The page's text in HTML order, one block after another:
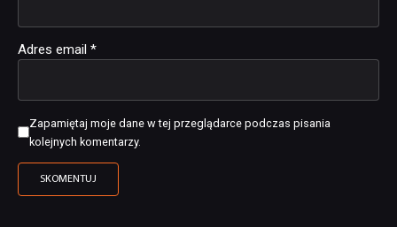
Adres email *
Zapamiętaj moje dane w tej przeglądarce podczas pisania
kolejnych komentarzy.